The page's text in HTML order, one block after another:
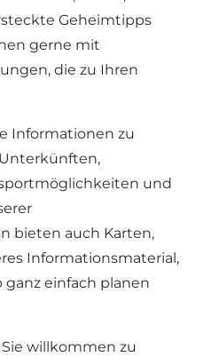
Geheimtipps
gerne mit
die zu Ihren
Informationen zu
und
bieten auch Karten,
Informationsmaterial,
einfach planen
willkommen zu